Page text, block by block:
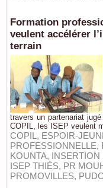
Formation
veulent accélérer
terrain
travers un partenariat
COPIL, les ISEP veulent
COPIL , ESPOIR-
PROFESSIONNELLE,
KOUNTA,
ISEP THIÈS, PR
PROMOVILLES,